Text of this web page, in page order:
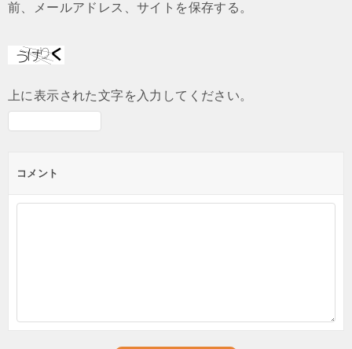
前、メールアドレス、サイトを保存する。
上に表示された文字を入力してください。
コメント